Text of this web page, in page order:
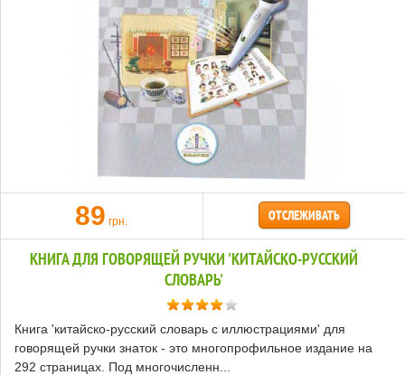
89 грн. ОТСЛЕЖИВАТЬ
КНИГА ДЛЯ ГОВОРЯЩЕЙ РУЧКИ 'КИТАЙСКО-РУССКИЙ
СЛОВАРЬ'
Книга 'китайско-русский словарь с иллюстрациями' для
говорящей ручки знаток - это многопрофильное издание на
292 страницах. Под многочисленн...